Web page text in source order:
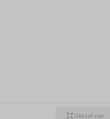
Ukázať viac